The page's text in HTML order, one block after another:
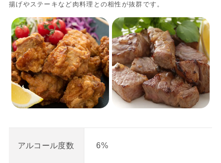
揚げやステーキなど肉料理との相性が抜群です。
アルコール度数 6%